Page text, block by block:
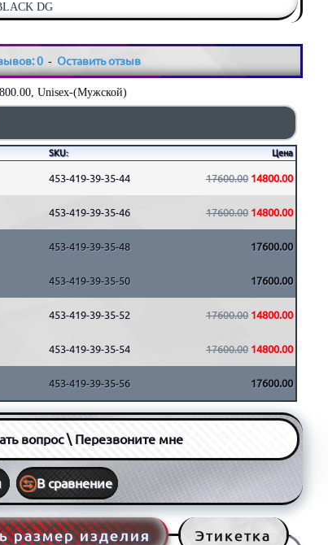
0 - Оставить отзыв
DG
Unisex-(Мужской)
SKU: Цена
453-419-39-35-44 17600.00 14800.00
453-419-39-35-46 17600.00 14800.00
453-419-39-35-48 17600.00
453-419-39-35-50 17600.00
453-419-39-35-52 17600.00 14800.00
453-419-39-35-54 17600.00 14800.00
453-419-39-35-56 17600.00
вопрос \ Перезвоните мне
В сравнение
размер изделия Этикетка